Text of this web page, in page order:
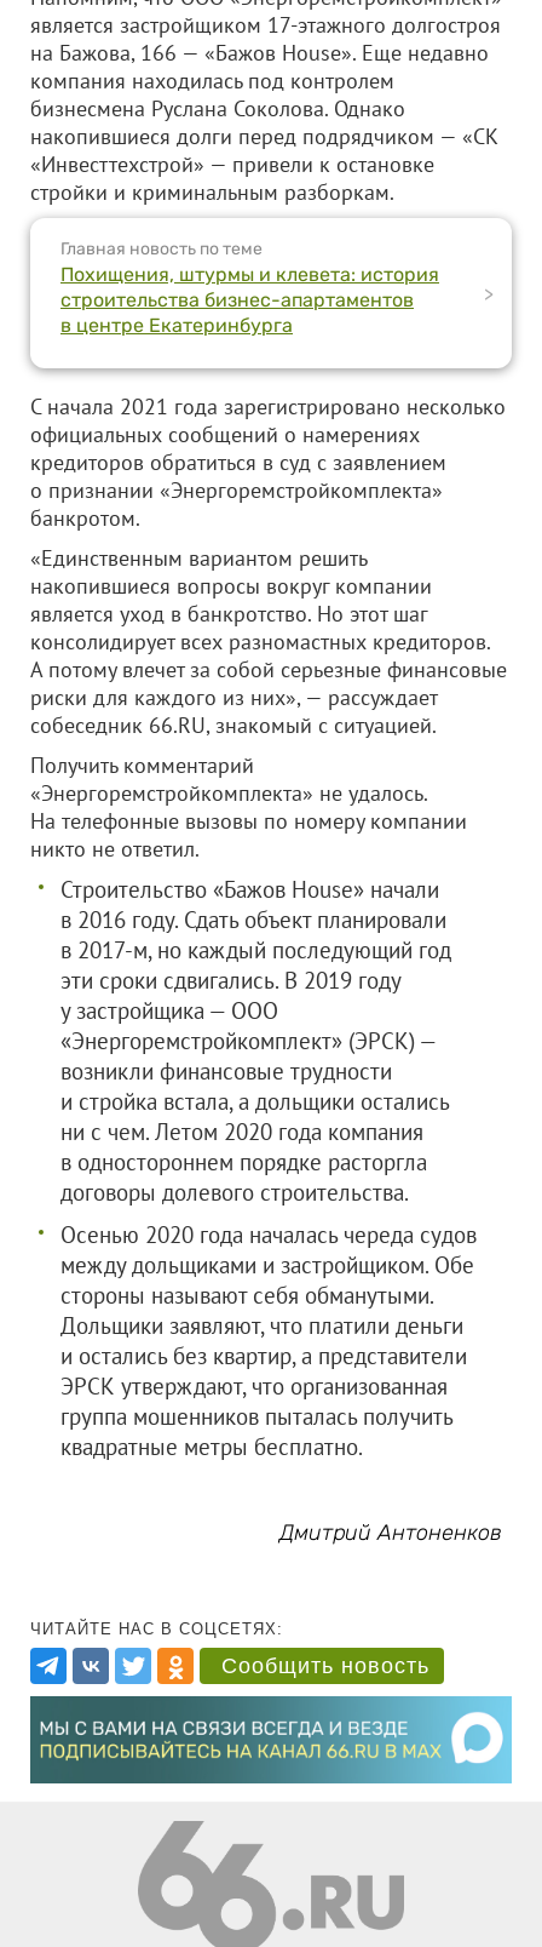
является застройщиком 17-этажного долгостроя
на Бажова, 166 — «Бажов House». Еще недавно
компания находилась под контролем
бизнесмена Руслана Соколова. Однако
накопившиеся долги перед подрядчиком — «СК
«Инвесттехстрой» — привели к остановке
стройки и криминальным разборкам.
Главная новость по теме
Похищения, штурмы и клевета: история
строительства бизнес-апартаментов
в центре Екатеринбурга
>
С начала 2021 года зарегистрировано несколько
официальных сообщений о намерениях
кредиторов обратиться в суд с заявлением
о признании «Энергоремстройкомплекта»
банкротом.
«Единственным вариантом решить
накопившиеся вопросы вокруг компании
является уход в банкротство. Но этот шаг
консолидирует всех разномастных кредиторов.
А потому влечет за собой серьезные финансовые
риски для каждого из них», — рассуждает
собеседник 66.RU, знакомый с ситуацией.
Получить комментарий
«Энергоремстройкомплекта» не удалось.
На телефонные вызовы по номеру компании
никто не ответил.
Строительство «Бажов House» начали
в 2016 году. Сдать объект планировали
в 2017-м, но каждый последующий год
эти сроки сдвигались. В 2019 году
у застройщика — ООО
«Энергоремстройкомплект» (ЭРСК) —
возникли финансовые трудности
и стройка встала, а дольщики остались
ни с чем. Летом 2020 года компания
в одностороннем порядке расторгла
договоры долевого строительства.
Осенью 2020 года началась череда судов
между дольщиками и застройщиком. Обе
стороны называют себя обманутыми.
Дольщики заявляют, что платили деньги
и остались без квартир, а представители
ЭРСК утверждают, что организованная
группа мошенников пыталась получить
квадратные метры бесплатно.
Дмитрий Антоненков
ЧИТАЙТЕ НАС В СОЦСЕТЯХ:
Сообщить новость